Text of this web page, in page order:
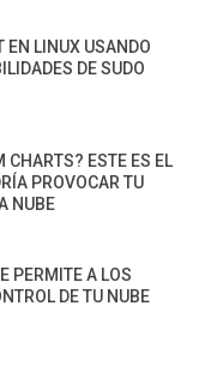
EN LINUX USANDO
DE SUDO
CHARTS? ESTE ES EL
PROVOCAR TU
NUBE
PERMITE A LOS
DE TU NUBE